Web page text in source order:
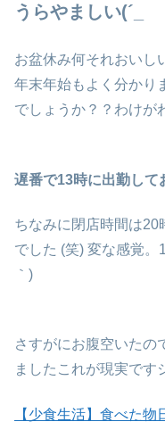
うらやましい(´_
お盆休み何それおいし
年末年始もよく分かり
でしょうか？？わけが
遅番で13時に出勤して
ちなみに閉店時間は20
でした (笑) 変な感覚。
｀)
さすがにお腹空いたの
ましたこれが現実です
【少食生活】食べた